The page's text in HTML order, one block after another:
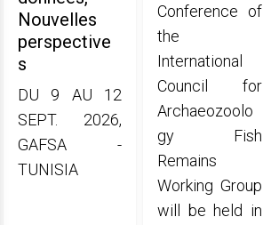
Nouvelles
perspective
s
DU 9 AU 12
SEPT. 2026,
GAFSA -
TUNISIA
Conference of
the
International
Council for
Archaeozoolo
gy Fish
Remains
Working Group
will be held in